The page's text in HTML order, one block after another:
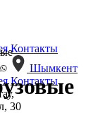
Контакты
Шымкент
Контакты
30